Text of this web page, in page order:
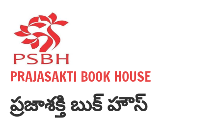
content
PRAJASAKTI BOOK HOUSE
ప్రజాశక్తి బుక్ హౌస్